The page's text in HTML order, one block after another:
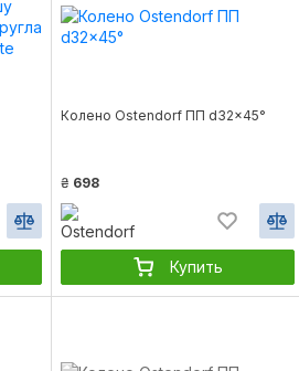
Колено Ostendorf ПП d32x45°
₴ 698
Купить